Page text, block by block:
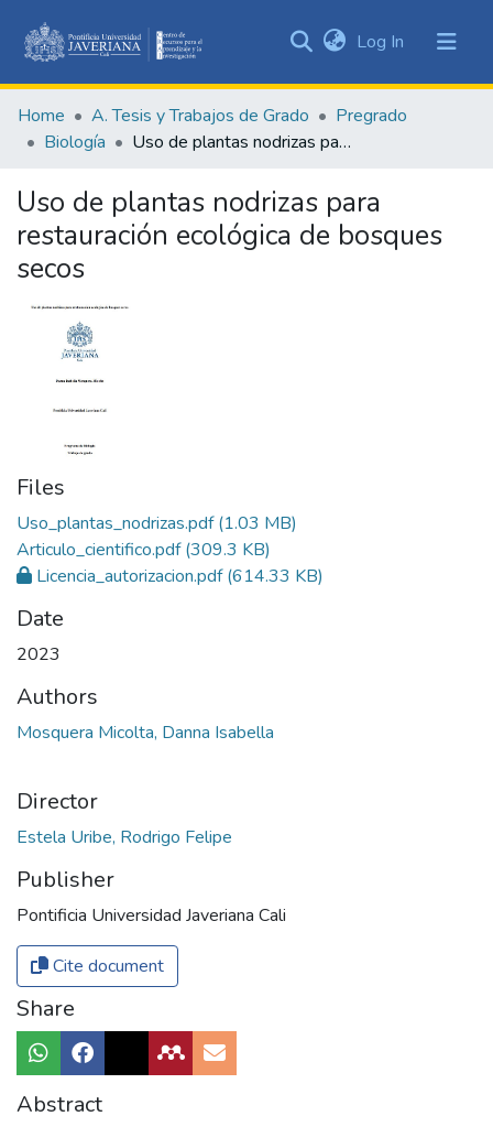
&
Collections
Statistics
Log In (current)
Home A. Tesis y Trabajos de Grado
Pregrado
Biología
Uso de plantas nodrizas para restauración ecológica de bosques secos
Uso de plantas nodrizas para
restauración ecológica de bosques
secos
Files
Uso_plantas_nodrizas.pdf(1.03 MB)
Articulo_cientifico.pdf(309.3 KB)
Licencia_autorizacion.pdf(614.33 KB)
Date
2023
Authors
Mosquera Micolta, Danna Isabella
Director
Estela Uribe, Rodrigo Felipe
Publisher
Pontificia Universidad Javeriana Cali
Cite document
Share
Abstract